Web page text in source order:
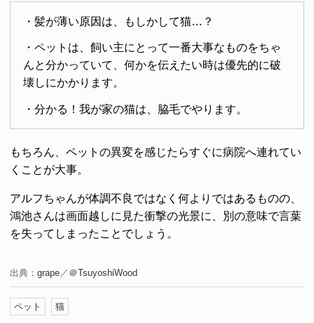
・髪が薄い原因は、もしかして猫…？
・ペットは、飼い主にとって一番大事なものをちゃ
んと分かっていて、何かを伝えたい時は優先的に破
壊しにかかります。
・分かる！我が家の猫は、脇毛でやります。
もちろん、ペットの異変を感じたらすぐに病院へ連れてい
くことが大事。
アルフちゃんが体調不良ではなく何よりではあるものの、
鴻池さんは画面越しに見た衝撃の光景に、別の意味で言葉
を失ってしまったことでしょう。
出典： grape ／ ＠TsuyoshiWood
ペット 猫